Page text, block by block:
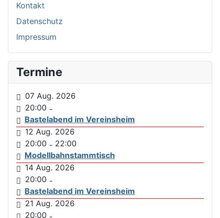
Kontakt
Datenschutz
Impressum
Termine
07 Aug. 2026
20:00 -
Bastelabend im Vereinsheim
12 Aug. 2026
20:00 - 22:00
Modellbahnstammtisch
14 Aug. 2026
20:00 -
Bastelabend im Vereinsheim
21 Aug. 2026
20:00